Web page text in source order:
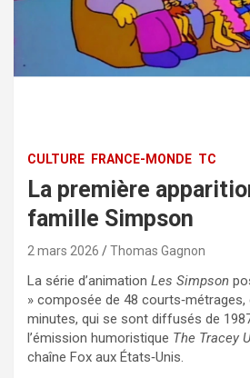
CULTURE FRANCE-MONDE TC
La première
famille Simpson
2 mars 2026 Thomas Gagnon
La série d’animation Les Simpson
» composée de 48 courts‑métrages,
minutes, qui se sont diffusés de
l’émission humoristique The Tracey
chaîne Fox aux États‑Unis.